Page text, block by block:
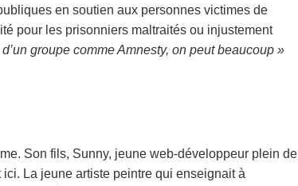
en soutien aux personnes victimes de
pour les prisonniers maltraités ou injustement
groupe comme Amnesty, on peut beaucoup »
Son fils, Sunny, jeune web-développeur plein de
La jeune artiste peintre qui enseignait à